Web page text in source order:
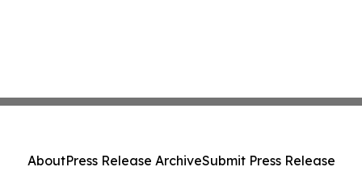
AboutPress Release ArchiveSubmit Press Release